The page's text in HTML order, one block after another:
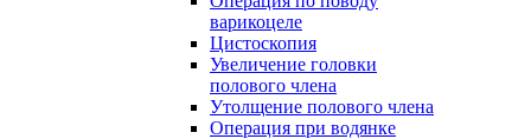
варикоцеле
Цистоскопия
Увеличение головки
полового члена
Утолщение полового члена
Операция при водянке